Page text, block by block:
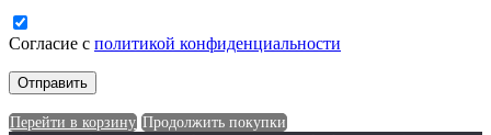
Согласие с политикой конфиденциальности
Перейти в корзину Продолжить покупки